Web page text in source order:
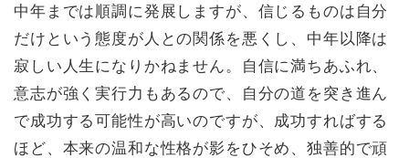
中年までは順調に発展しますが、信じるものは自分
だけという態度が人との関係を悪くし、中年以降は
寂しい人生になりかねません。自信に満ちあふれ、
意志が強く実行力もあるので、自分の道を突き進ん
で成功する可能性が高いのですが、成功すればする
ほど、本来の温和な性格が影をひそめ、独善的で頑